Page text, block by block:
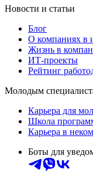
Новости и статьи
Блог
О компаниях в
Жизнь в
ИТ-проекты
Рейтинг
Молодым
Карьера для
Школа
Карьера в
Боты для